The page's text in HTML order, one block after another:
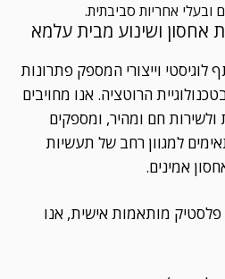
ובעלי אחריות סביבתית.
אחסון ושינוע מבית עלמא
וייצורי המספק פתרונות
הרוטציה. אנו מחויבים
חם ומהיר, ומספקים
למגוון רחב של תעשיות
אמינים.
פלסטיק מותאמות אישית, אנו